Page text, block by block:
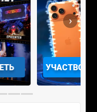
УЧАСТВОВАТЬ
›